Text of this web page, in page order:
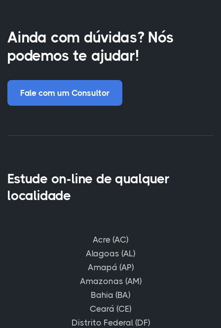
Ainda com dúvidas? Nós
podemos te ajudar!
Fale com um Consultor
Estude on-line de qualquer
localidade
Acre (AC)
Alagoas (AL)
Amapá (AP)
Amazonas (AM)
Bahia (BA)
Ceará (CE)
Distrito Federal (DF)